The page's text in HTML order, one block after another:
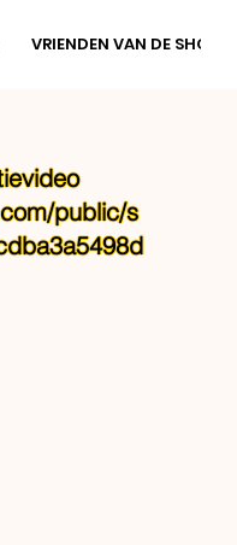
VRIENDEN VAN DE SHOW
public/s